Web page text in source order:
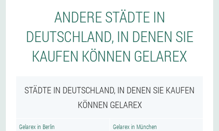
ANDERE STÄDTE IN
DEUTSCHLAND, IN DENEN SIE
KAUFEN KÖNNEN GELAREX
STÄDTE IN DEUTSCHLAND, IN DENEN SIE KAUFEN
KÖNNEN GELAREX
Gelarex in Berlin Gelarex in München